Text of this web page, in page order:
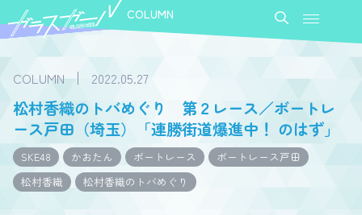
COLUMN
COLUMN 2022.05.27
松村香織のトバめぐり 第２レース／ボートレ
ース戸田（埼玉）「連勝街道爆進中！ のはず」
SKE48 かおたん ボートレース
ボートレース戸田
松村香織
松村香織のトバめぐり